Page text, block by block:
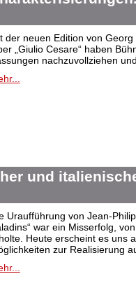
der neuen Edition von
„Giulio Cesare“ haben
nachzuvollziehen
und
Uraufführung von Jean-
war ein Misserfolg,
Heute erscheint es uns
zur Realisierung